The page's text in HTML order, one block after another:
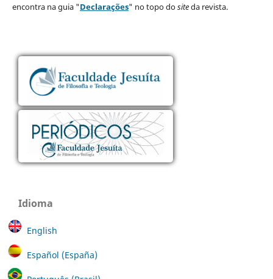
encontra na guia "Declarações" no topo dositeda revista.
Idioma
English
Español (España)